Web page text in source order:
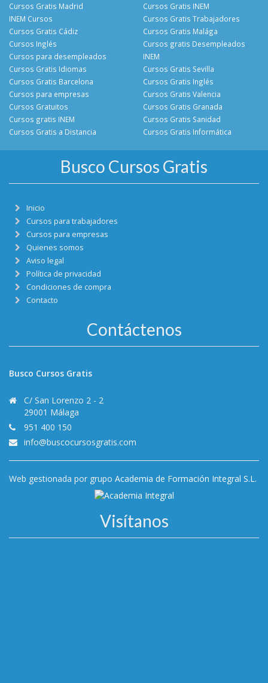
Cursos Gratis Madrid
INEM Cursos
Cursos Gratis Cádiz
Cursos Gratis INEM
Cursos Gratis Trabajadores
Cursos Gratis Malága
Cursos Inglés
Cursos para desempleados
Cursos Gratis Idiomas
Cursos Gratis Barcelona
Cursos gratis Desempleados
INEM
Cursos Gratis Sevilla
Cursos Gratis Inglés
Cursos para empresas
Cursos Gratuitos
Cursos gratis INEM
Cursos Gratis a Distancia
Cursos Gratis Valencia
Cursos Gratis Granada
Cursos Gratis Sanidad
Cursos Gratis Informática
Busco Cursos Gratis
Inicio
Cursos para trabajadores
Cursos para empresas
Quienes somos
Aviso legal
Política de privacidad
Condiciones de compra
Contacto
Contáctenos
Busco Cursos Gratis
C/ San Lorenzo 2 - 2
29001 Málaga
951 400 150
info@buscocursosgratis.com
Web gestionada por grupo Academia de Formación Integral S.L.
Visítanos